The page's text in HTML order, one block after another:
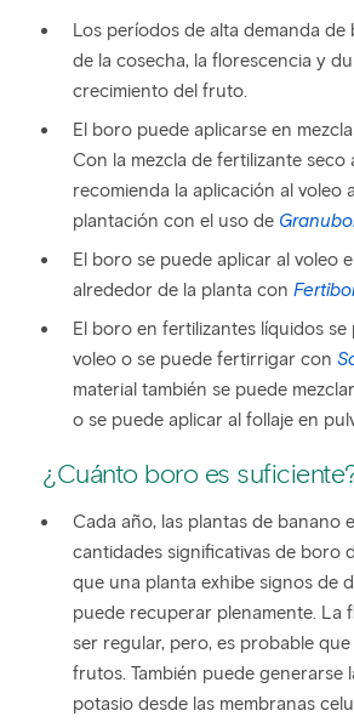
Los períodos de alta demanda
de la cosecha, la florescencia y
crecimiento del fruto.
El boro puede aplicarse en
Con la mezcla de fertilizante seco
recomienda la aplicación al voleo
plantación con el uso de
El boro se puede aplicar al voleo
alrededor de la planta con
El boro en fertilizantes líquidos se
voleo o se puede fertirrigar con
material también se puede
o se puede aplicar al follaje en
¿Cuánto boro es
Cada año, las plantas de banano
cantidades significativas de boro
que una planta exhibe signos de
puede recuperar plenamente. La
ser regular, pero, es probable
frutos. También puede generarse
potasio desde las membranas